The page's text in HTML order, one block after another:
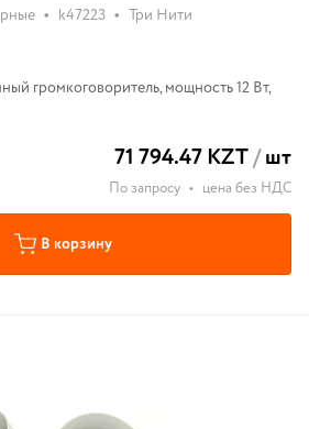
• k47223 • Три Нити
громкоговоритель, мощность 12 Вт,
71 794.47 KZT/шт
По запросу • цена без НДС
В корзину